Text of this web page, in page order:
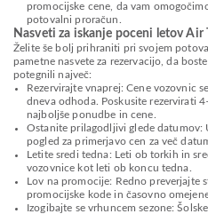
promocijske cene, da vam
potovalni proračun.
Nasveti za iskanje poceni letov Air
Želite še bolj prihraniti pri svojem
pametne nasvete za rezervacijo, da
potegnili največ:
Rezervirajte vnaprej: Cene vozovnic
dneva odhoda. Poskusite rezervirati
najboljše ponudbe in cene.
Ostanite prilagodljivi glede datumov:
pogled za primerjavo cen za več
Letite sredi tedna: Leti ob torkih in
vozovnice kot leti ob koncu tedna.
Lov na promocije: Redno preverjajte
promocijske kode in časovno
Izogibajte se vrhuncem sezone: